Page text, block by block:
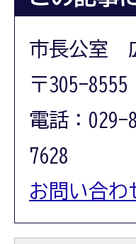
市長公室
〒305-
電話：
7628
お問い合わ